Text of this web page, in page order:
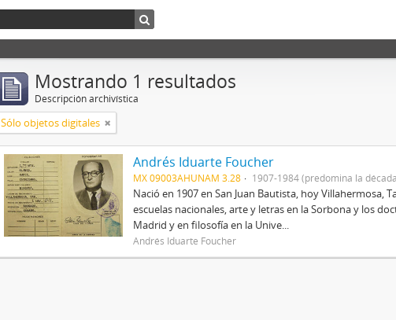
Mostrando 1 resultados
Descripción archivística
Sólo objetos digitales
Andrés Iduarte Foucher
MX 09003AHUNAM 3.28 1907-1984 (predomina la
Nació en 1907 en San Juan Bautista, hoy Villahermosa,
escuelas nacionales, arte y letras en la Sorbona y los
Madrid y en filosofía en la Unive...
Andrés Iduarte Foucher